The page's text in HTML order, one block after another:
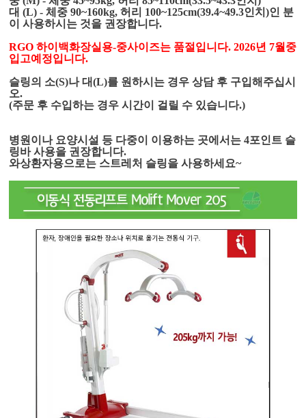
대 (L) - 체중 90~160kg, 허리 100~125cm(39.4~49.3인치)인 분
이 사용하시는 것을 권장합니다.
RGO 하이백화장실용-중사이즈는 품절입니다. 2026년 7월중
입고예정입니다.
슬링의 소(S)나 대(L)를 원하시는 경우 상담 후 구입해주십시
오.
(주문 후 수입하는 경우 시간이 걸릴 수 있습니다.)
병원이나 요양시설 등 다중이 이용하는 곳에서는 4포인트 슬
링바 사용을 권장합니다.
와상환자용으로는 스트레처 슬링을 사용하세요~